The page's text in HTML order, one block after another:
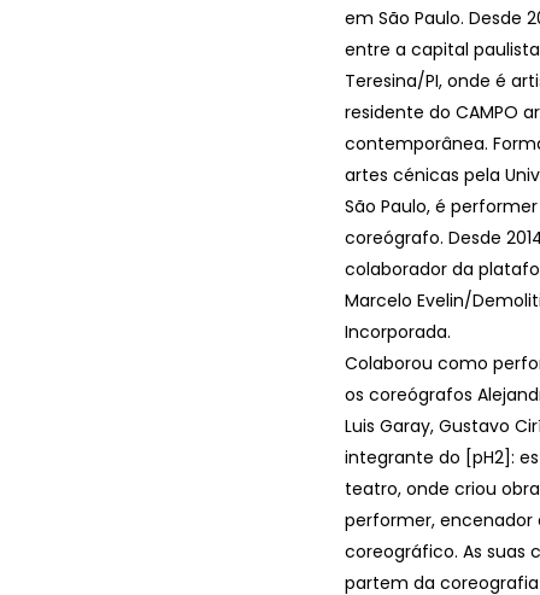
em São Paulo. Desde
entre a capital
Teresina/PI, onde é
residente do CAMPO
contemporânea.
artes cénicas pela
São Paulo, é
coreógrafo. Desde
colaborador da
Marcelo Evelin/
Incorporada.
Colaborou como
os coreógrafos
Luis Garay, Gustavo
integrante do [pH2]:
teatro, onde criou
performer, encenador
coreográfico. As suas
partem da